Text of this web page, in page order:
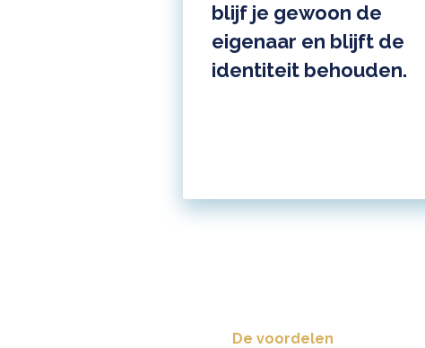
blijf je gewoon de
eigenaar en blijft de
identiteit behouden.
De voordelen